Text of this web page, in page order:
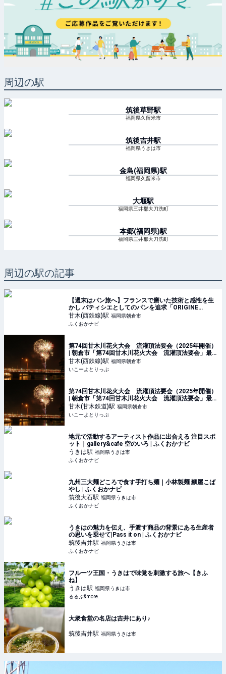
周辺の駅
筑後草野駅
福岡県久留米市
筑後吉井駅
福岡県うきは市
金島(福岡県)駅
福岡県久留米市
大堰駅
福岡県三井郡大刀洗町
本郷(福岡県)駅
福岡県三井郡大刀洗町
周辺の駅の記事
【週末はパン旅へ】フランスで磨いた技術と感性を生
かし パティシエとしてのパンを追求「ORIGINE
MONTMARTRE」 | ふくおかナビ
甘木(西鉄線)駅 福岡県朝倉市
ふくおかナビ
第74回甘木川花火大会 流灌頂法要会（2025年開催）
| 朝倉市「第74回甘木川花火大会 流灌頂法要会」最新
情報＆見どころ | 福岡県朝倉市 | いこーよとりっぷ
甘木(西鉄線)駅 福岡県朝倉市
いこーよとりっぷ
第74回甘木川花火大会 流灌頂法要会（2025年開催）
| 朝倉市「第74回甘木川花火大会 流灌頂法要会」最新
情報＆見どころ | 福岡県朝倉市 | いこーよとりっぷ
甘木(甘木鉄道)駅 福岡県朝倉市
いこーよとりっぷ
地元で活動するアーティスト作品に出合える 注目スポ
ット｜gallery&cafe 空のいろ | ふくおかナビ
うきは駅 福岡県うきは市
ふくおかナビ
九州三大麺どころで食す手打ち麺｜小林製麺 麵屋こば
やし | ふくおかナビ
筑後大石駅 福岡県うきは市
ふくおかナビ
うきはの魅力を伝え、手渡す商品の背景にある生産者
の思いを乗せて|Pass it on | ふくおかナビ
筑後吉井駅 福岡県うきは市
ふくおかナビ
フルーツ王国・うきはで味覚を刺激する旅へ【きふ
ね】
うきは駅 福岡県うきは市
るるぶ&more.
大衆食堂の名店は吉井にあり♪
筑後吉井駅 福岡県うきは市